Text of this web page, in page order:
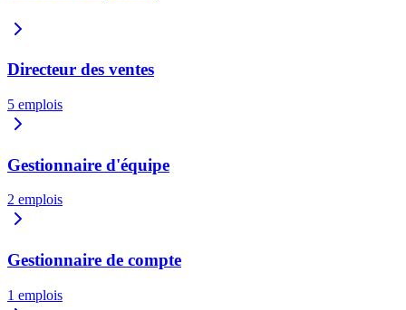
Directeur des ventes
5 emplois
Gestionnaire d'équipe
2 emplois
Gestionnaire de compte
1 emplois